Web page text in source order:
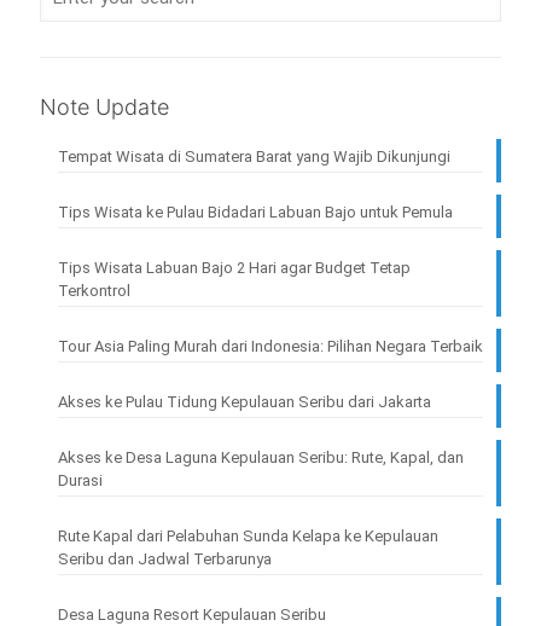
Note Update
Tempat Wisata di Sumatera Barat yang Wajib Dikunjungi
Tips Wisata ke Pulau Bidadari Labuan Bajo untuk Pemula
Tips Wisata Labuan Bajo 2 Hari agar Budget Tetap
Terkontrol
Tour Asia Paling Murah dari Indonesia: Pilihan Negara Terbaik
Akses ke Pulau Tidung Kepulauan Seribu dari Jakarta
Akses ke Desa Laguna Kepulauan Seribu: Rute, Kapal, dan
Durasi
Rute Kapal dari Pelabuhan Sunda Kelapa ke Kepulauan
Seribu dan Jadwal Terbarunya
Desa Laguna Resort Kepulauan Seribu